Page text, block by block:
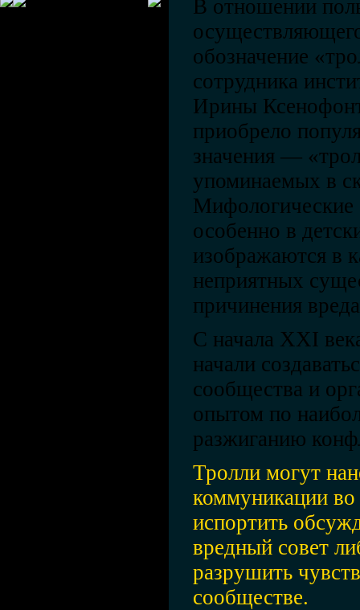
В отношении
обозначение
сотрудника
Ирины
приобрело
значения —
упоминаемых в
Мифологические
особенно в
изображаются в
неприятных
причинения
С начала XXI
начали
сообщества и
опытом по
разжиганию
Тролли могут
коммуникации
испортить
вредный совет
разрушить
сообществе.